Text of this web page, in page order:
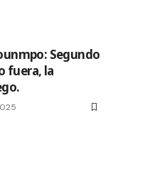
Segundo
fuera, la